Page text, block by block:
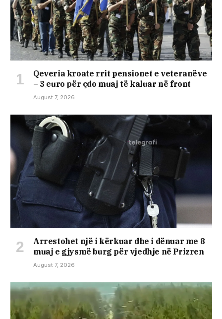
Qeveria kroate rrit pensionet e veteranëve
– 3 euro për çdo muaj të kaluar në front
August 7, 2026
Arrestohet një i kërkuar dhe i dënuar me 8
muaj e gjysmë burg për vjedhje në Prizren
August 7, 2026